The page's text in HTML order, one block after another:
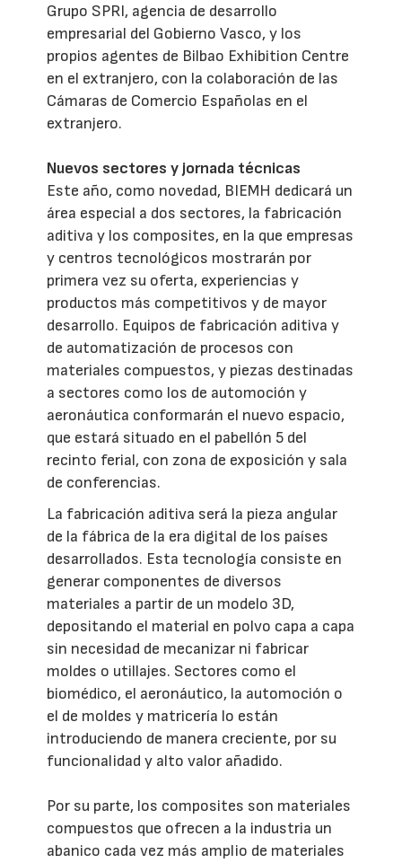
Grupo SPRI, agencia de desarrollo
empresarial del Gobierno Vasco, y los
propios agentes de Bilbao Exhibition Centre
en el extranjero, con la colaboración de las
Cámaras de Comercio Españolas en el
extranjero.
Nuevos sectores y jornada técnicas
Este año, como novedad, BIEMH dedicará un
área especial a dos sectores, la fabricación
aditiva y los composites, en la que empresas
y centros tecnológicos mostrarán por
primera vez su oferta, experiencias y
productos más competitivos y de mayor
desarrollo. Equipos de fabricación aditiva y
de automatización de procesos con
materiales compuestos, y piezas destinadas
a sectores como los de automoción y
aeronáutica conformarán el nuevo espacio,
que estará situado en el pabellón 5 del
recinto ferial, con zona de exposición y sala
de conferencias.
La fabricación aditiva será la pieza angular
de la fábrica de la era digital de los países
desarrollados. Esta tecnología consiste en
generar componentes de diversos
materiales a partir de un modelo 3D,
depositando el material en polvo capa a capa
sin necesidad de mecanizar ni fabricar
moldes o utillajes. Sectores como el
biomédico, el aeronáutico, la automoción o
el de moldes y matricería lo están
introduciendo de manera creciente, por su
funcionalidad y alto valor añadido.
Por su parte, los composites son materiales
compuestos que ofrecen a la industria un
abanico cada vez más amplio de materiales